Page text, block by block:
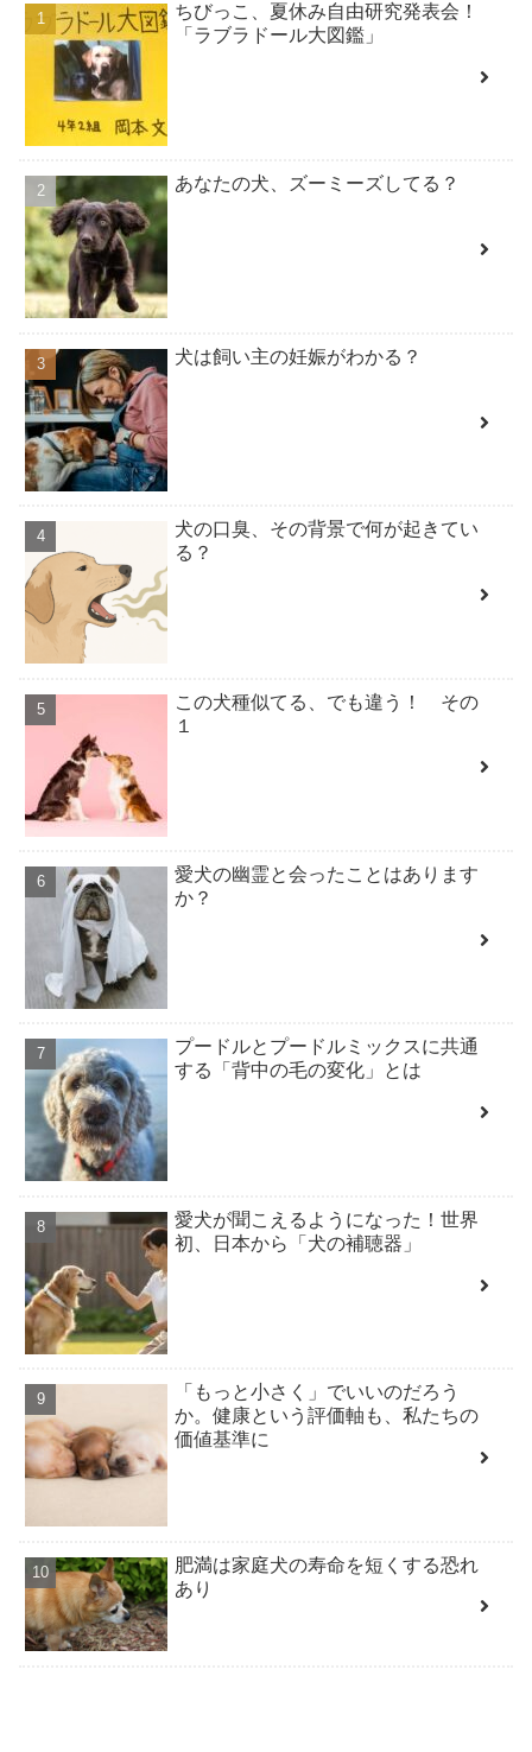
ちびっこ、夏休み自由研究発表会！
「ラブラドール大図鑑」
あなたの犬、ズーミーズしてる？
犬は飼い主の妊娠がわかる？
犬の口臭、その背景で何が起きてい
る？
この犬種似てる、でも違う！ その
１
愛犬の幽霊と会ったことはあります
か？
プードルとプードルミックスに共通
する「背中の毛の変化」とは
愛犬が聞こえるようになった！世界
初、日本から「犬の補聴器」
「もっと小さく」でいいのだろう
か。健康という評価軸も、私たちの
価値基準に
肥満は家庭犬の寿命を短くする恐れ
あり